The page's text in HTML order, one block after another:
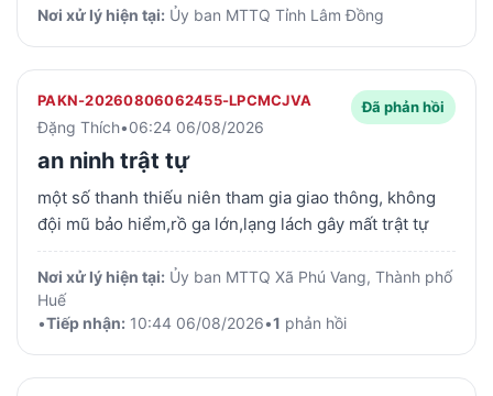
UBND tỉnh Lâm Đồng “Về việc UBND tỉnh Lâm Đồng
với người có công với cách mạng”. Họ và tên: Nguyễn
Vĩnh Phúc Địa chỉ: 02/18 Ngô Đến, Phường Bắc Nha
Trang, Tỉnh Khánh Hòa. ĐT: 0908180646, email:
vinhphuc1953@gmail.com Theo đó. Căn cứ Điều 9 -
Điều 10 Luật thuế sử dụng đất phi nông nghiệp số
48/2010/QH/12, ngày 17/06/2010. Trong khi đó: Gia
đình Ông Phạm Tiến Thìn và vợ là Võ Thị Mai ở xã
Tuyên Quang, tỉnh Lâm Đồng thuộc đối tượng người
có công với cách mạng và được giảm thuế nhà đất
cách đây 16 năm (2010 – 2026), nhưng không được cơ
quan hoặc địa phương thông báo cho gia đình Ông
biết để kê khai. Như vậy. Trách nhiệm thuộc về UBND
xã Tuyên Quang, trong khi đó, Ủy ban Mặt trận Tổ
Nơi xử lý hiện tại: Ủy ban MTTQ Tỉnh Lâm Đồng
PAKN-20260806062455-LPCMCJVA
Đặng Thích•06:24 06/08/2026
Đã phản hồi
an ninh trật tự
một số thanh thiếu niên tham gia giao thông, không
đội mũ bảo hiểm,rồ ga lớn,lạng lách gây mất trật tự
Nơi xử lý hiện tại: Ủy ban MTTQ Xã Phú Vang, Thành phố
Huế
•Tiếp nhận: 10:44 06/08/2026•1 phản hồi